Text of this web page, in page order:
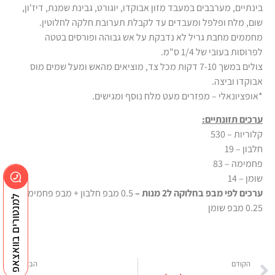
בינתיים, מערבבים במעבד מזון אבוקדו, יוגורט, גבינת שמנת, דיז'ון,
שום, מלח ופלפל ומעבדים עד לקבלת תערובת חלקה לחלוטין.
מחממים מחבת גריל לא נדבקת על אש גבוהה ופורסים בטטה
לפרוסות בעובי של 1/4 ס"מ.
צולים במשך 7-10 דקות מכל צד, מוציאים מהאש ומעל שמים מוס
אבוקדו וביצה.
*אופציונאלי – מפזרים מעט מלח נוסף ומגישים.
ערכים תזונתיים:
קלוריות – 530
חלבון – 19
פחמימה – 83
שומן – 14
ערכים לפי מבפ בחלוקה ל2 מנות –
0.5 מבפ חלבון + מבפ פחמימה +
0.25 מבפ שומן
הקודם הבא למנטורים בוואצאפ